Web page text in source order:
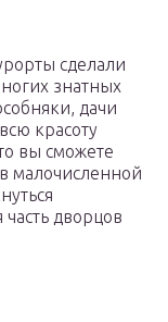
сделали
знатных
дачи
красоту
вы сможете
малочисленной
дворцов